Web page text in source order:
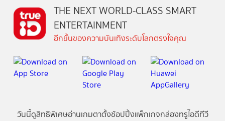
THE NEXT WORLD-CLASS SMART
ENTERTAINMENT
อีกขั้นของความบันเทิงระดับโลกตรงใจคุณ
วันนี้ดูสิทธิพิเศษอ่านเกมตาตั้งช้อปปิ้งแพ็กเกจกล่องทรูไอดีทีวี